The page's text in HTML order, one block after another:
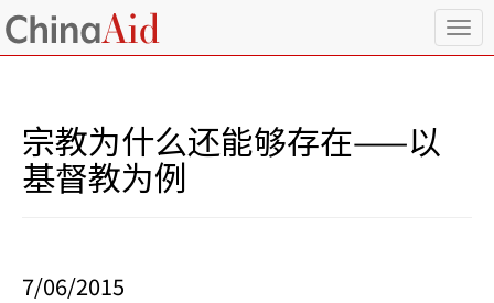
T
o
宗教为什么还能够存在——以
基督教为例
7/06/2015